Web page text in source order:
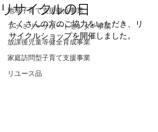
地域子育て支援拠点事業
ファミリーサポートセンター事業
放課後児童等健全育成事業
家庭訪問型子育て支援事業
リユース品
リサイクルの日
たくさんの方のご協力をいただき、リ
サイクルショップを開催しました。